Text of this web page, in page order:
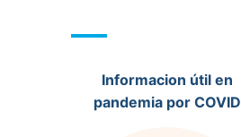
Informacion útil en
pandemia por COVID